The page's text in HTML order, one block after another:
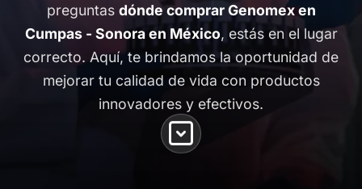
preguntas dónde comprar Genomex en
Cumpas - Sonora en México, estás en el lugar
correcto. Aquí, te brindamos la oportunidad de
mejorar tu calidad de vida con productos
innovadores y efectivos.